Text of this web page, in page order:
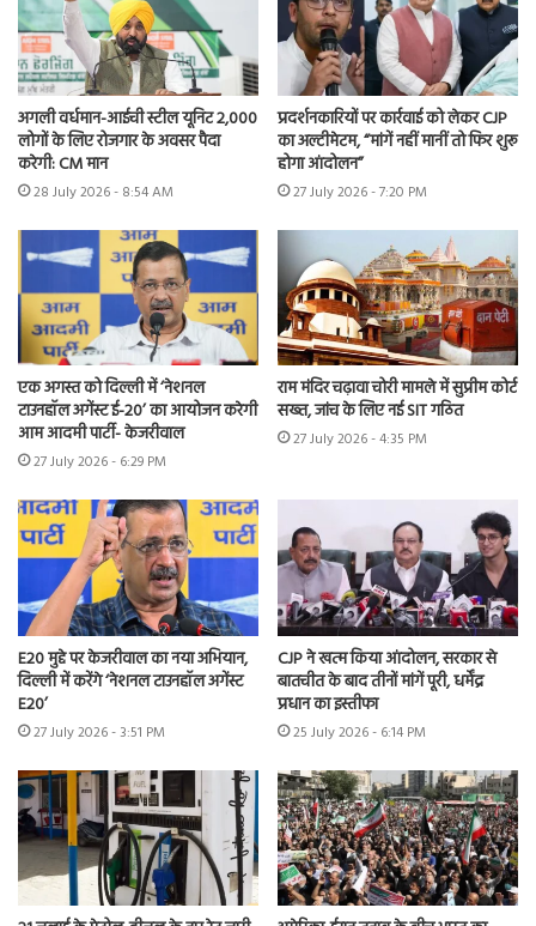
अगली वर्धमान-आईची स्टील यूनिट 2,000
लोगों के लिए रोजगार के अवसर पैदा
करेगी: CM मान
28 July 2026 - 8:54 AM
प्रदर्शनकारियों पर कार्रवाई को लेकर CJP
का अल्टीमेटम, “मांगें नहीं मानीं तो फिर शुरू
होगा आंदोलन”
27 July 2026 - 7:20 PM
एक अगस्त को दिल्ली में ‘नेशनल
टाउनहॉल अगेंस्ट ई-20’ का आयोजन करेगी
आम आदमी पार्टी- केजरीवाल
27 July 2026 - 6:29 PM
राम मंदिर चढ़ावा चोरी मामले में सुप्रीम कोर्ट
सख्त, जांच के लिए नई SIT गठित
27 July 2026 - 4:35 PM
E20 मुद्दे पर केजरीवाल का नया अभियान,
दिल्ली में करेंगे ‘नेशनल टाउनहॉल अगेंस्ट
E20’
27 July 2026 - 3:51 PM
CJP ने खत्म किया आंदोलन, सरकार से
बातचीत के बाद तीनों मांगें पूरी, धर्मेंद्र
प्रधान का इस्तीफा
25 July 2026 - 6:14 PM